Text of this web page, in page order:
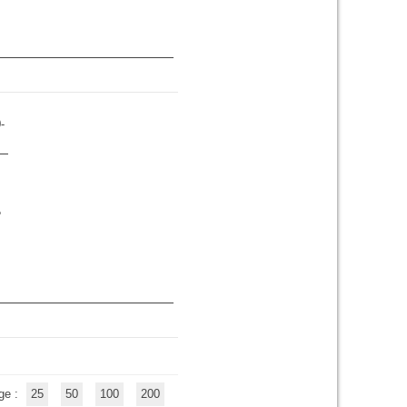
: 25 50 100 200